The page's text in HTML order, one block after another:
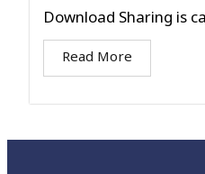
Download Sharing is
Read More